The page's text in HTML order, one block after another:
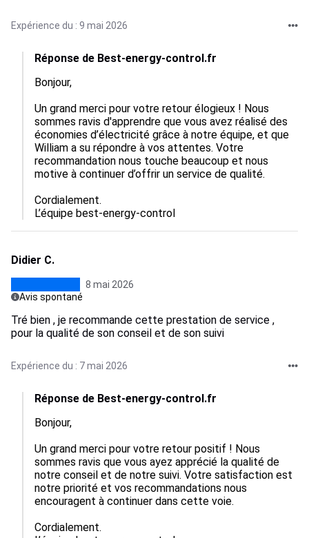
Expérience du : 9 mai 2026
Réponse de Best-energy-control.fr
Bonjour,
Un grand merci pour votre retour élogieux ! Nous
sommes ravis d'apprendre que vous avez réalisé des
économies d’électricité grâce à notre équipe, et que
William a su répondre à vos attentes. Votre
recommandation nous touche beaucoup et nous
motive à continuer d’offrir un service de qualité.
Cordialement.
L’équipe best-energy-control
Didier C.
8 mai 2026
Avis spontané
Tré bien , je recommande cette prestation de service ,
pour la qualité de son conseil et de son suivi
Expérience du : 7 mai 2026
Réponse de Best-energy-control.fr
Bonjour,
Un grand merci pour votre retour positif ! Nous
sommes ravis que vous ayez apprécié la qualité de
notre conseil et de notre suivi. Votre satisfaction est
notre priorité et vos recommandations nous
encouragent à continuer dans cette voie.
Cordialement.